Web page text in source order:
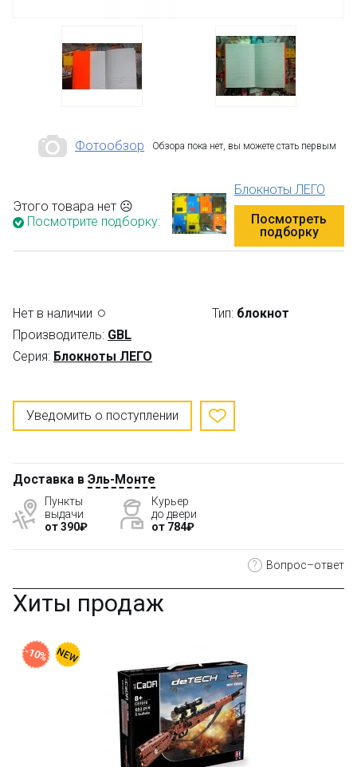
Фотообзор Обзора пока нет, вы можете стать первым
Этого товара нет ☹
Посмотрите подборку:
Блокноты ЛЕГО
Посмотреть
подборку
Нет в наличии
Производитель: GBL
Серия: Блокноты ЛЕГО
Тип: блокнот
Уведомить о поступлении
Доставка в Эль-Монте
Пункты
выдачи
от 390₽
Курьер
до двери
от 784₽
? Вопрос–ответ
Хиты продаж
-10%